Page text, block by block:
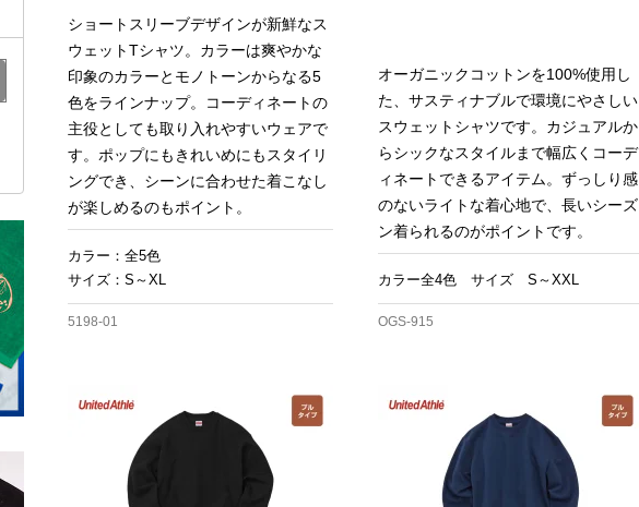
ショートスリーブデザインが新鮮なス
ウェットTシャツ。カラーは爽やかな
印象のカラーとモノトーンからなる5
色をラインナップ。コーディネートの
主役としても取り入れやすいウェアで
す。ポップにもきれいめにもスタイリ
ングでき、シーンに合わせた着こなし
が楽しめるのもポイント。
カラー：全5色
サイズ：S～XL
5198-01
オーガニックコットンを100%使用し
た、サスティナブルで環境にやさしい
スウェットシャツです。カジュアルか
らシックなスタイルまで幅広くコーデ
ィネートできるアイテム。ずっしり感
のないライトな着心地で、長いシーズ
ン着られるのがポイントです。
カラー全4色 サイズ S～XXL
OGS-915
お買い物を続ける カートへ進む